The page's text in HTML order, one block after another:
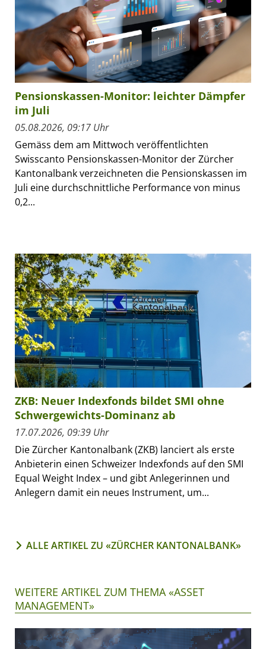
Pensionskassen-Monitor: leichter Dämpfer
im Juli
05.08.2026, 09:17 Uhr
Gemäss dem am Mittwoch veröffentlichten
Swisscanto Pensionskassen-Monitor der Zürcher
Kantonalbank verzeichneten die Pensionskassen im
Juli eine durchschnittliche Performance von minus
0,2...
ZKB: Neuer Indexfonds bildet SMI ohne
Schwergewichts-Dominanz ab
17.07.2026, 09:39 Uhr
Die Zürcher Kantonalbank (ZKB) lanciert als erste
Anbieterin einen Schweizer Indexfonds auf den SMI
Equal Weight Index – und gibt Anlegerinnen und
Anlegern damit ein neues Instrument, um...
ALLE ARTIKEL ZU «ZÜRCHER KANTONALBANK»
WEITERE ARTIKEL ZUM THEMA «ASSET
MANAGEMENT»